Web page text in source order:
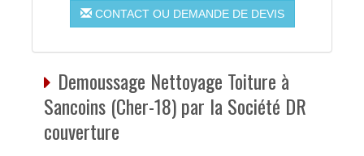
CONTACT OU DEMANDE DE DEVIS
Demoussage Nettoyage Toiture à
Sancoins (Cher-18) par la Société DR
couverture